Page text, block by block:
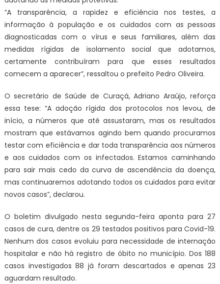
“A transparência, a rapidez e eficiência nos testes, a
informação à população e os cuidados com as pessoas
diagnosticadas com o vírus e seus familiares, além das
medidas rígidas de isolamento social que adotamos,
certamente contribuíram para que esses resultados
comecem a aparecer”, ressaltou o prefeito Pedro Oliveira.
O secretário de Saúde de Curaçá, Adriano Araújo, reforça
essa tese: “A adoção rígida dos protocolos nos levou, de
início, a números que até assustaram, mas os resultados
mostram que estávamos agindo bem quando procuramos
testar com eficiência e dar toda transparência aos números
e aos cuidados com os infectados. Estamos caminhando
para sair mais cedo da curva de ascendência da doença,
mas continuaremos adotando todos os cuidados para evitar
novos casos”, declarou.
O boletim divulgado nesta segunda-feira aponta para 27
casos de cura, dentre os 29 testados positivos para Covid-19.
Nenhum dos casos evoluiu para necessidade de internação
hospitalar e não há registro de óbito no município. Dos 188
casos investigados 88 já foram descartados e apenas 23
aguardam resultado.